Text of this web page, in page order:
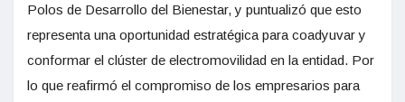
Polos de Desarrollo del Bienestar, y puntualizó que esto
representa una oportunidad estratégica para coadyuvar y
conformar el clúster de electromovilidad en la entidad. Por
lo que reafirmó el compromiso de los empresarios para